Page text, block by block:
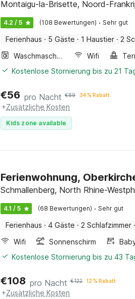
Montaigu-la-Brisette, Noord-
4.2 / 5 (108 Bewertungen) · Sehr gut
Ferienhaus · 5 Gäste · 1 Haustier · 2
Waschmaschine
Wifi
Kostenlose Stornierung bis zu 21
€56 pro Nacht €89 34 % Rabatt
+Zusätzliche Kosten
Kids zone available
Ferienwohnung,
Schmallenberg, North Rhine-
4.1 / 5 (68 Bewertungen) · Sehr gut
Ferienhaus · 4 Gäste · 2 Schlafzimmer ·
Wifi
Sonnenschirm
Kostenlose Stornierung bis zu 43
€108 pro Nacht €122 12 % Rabatt
+Zusätzliche Kosten